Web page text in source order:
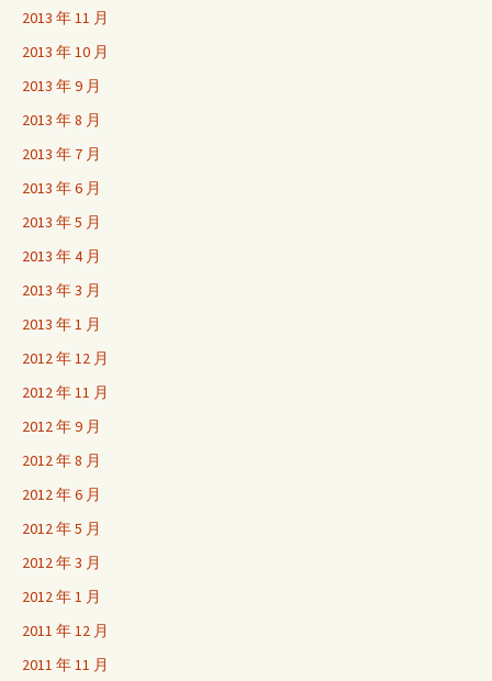
2013 年 11 月
2013 年 10 月
2013 年 9 月
2013 年 8 月
2013 年 7 月
2013 年 6 月
2013 年 5 月
2013 年 4 月
2013 年 3 月
2013 年 1 月
2012 年 12 月
2012 年 11 月
2012 年 9 月
2012 年 8 月
2012 年 6 月
2012 年 5 月
2012 年 3 月
2012 年 1 月
2011 年 12 月
2011 年 11 月